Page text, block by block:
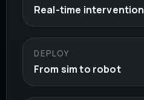
Real-time intervention
DEPLOY
From sim to robot